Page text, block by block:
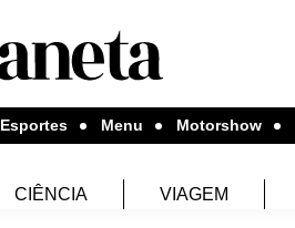
Esportes Menu Motorshow
CIÊNCIA VIAGEM